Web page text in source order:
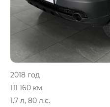
2018 год
111 160 км.
1.7 л, 80 л.с.